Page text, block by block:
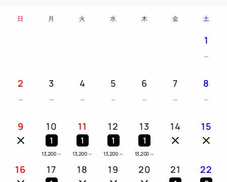
日 月 火 水 木 金 土
1
2 3 4 5 6 7 8
9 10
1
13,200 ～
11
1
13,200 ～
12
1
13,200 ～
13
1
13,200 ～
14 15
16 17 18 19 20 21 22